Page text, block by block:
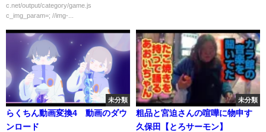
c.net/output/category/game.js
c_img_param=; //img-...
未分類
らくちん動画変換4 動画のダウ
ンロード
未分類
粗品と宮迫さんの喧嘩に物申す
久保田【とろサーモン】